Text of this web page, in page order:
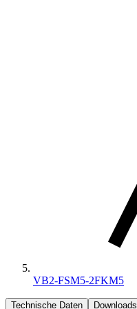
VB2-FSM5-2FKM5
Technische Daten Downloads